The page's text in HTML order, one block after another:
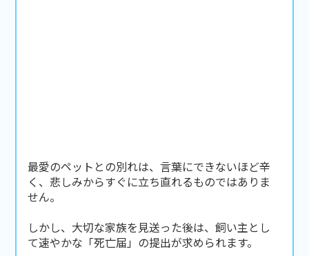
最愛のペットとの別れは、言葉にできないほど辛
く、悲しみからすぐに立ち直れるものではありま
せん。
しかし、大切な家族を見送った後は、飼い主とし
て速やかな「死亡届」の提出が求められます。